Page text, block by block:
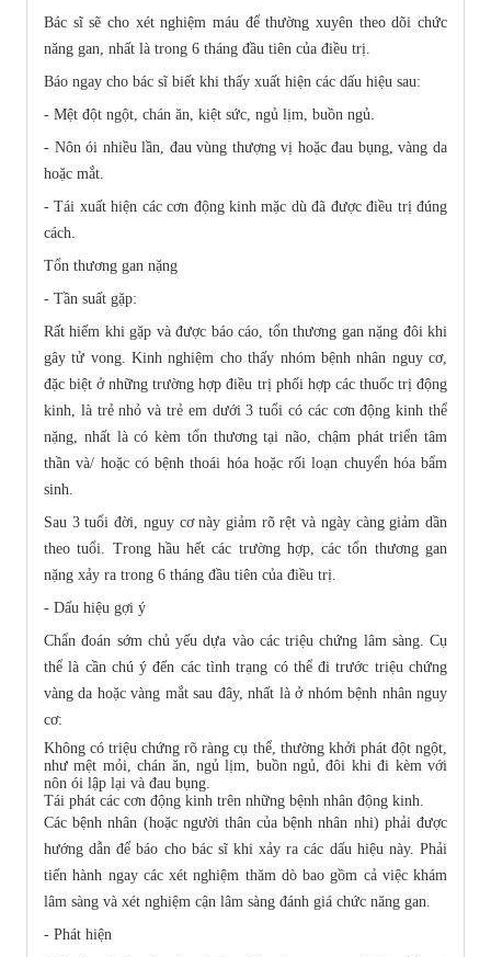
Bác sĩ sẽ cho xét nghiệm máu để thường xuyên theo dõi chức
năng gan, nhất là trong 6 tháng đầu tiên của điều trị.
Báo ngay cho bác sĩ biết khi thấy xuất hiện các dấu hiệu sau:
- Mệt đột ngột, chán ăn, kiệt sức, ngủ lịm, buồn ngủ.
- Nôn ói nhiều lần, đau vùng thượng vị hoặc đau bụng, vàng da
hoặc mắt.
- Tái xuất hiện các cơn động kinh mặc dù đã được điều trị đúng
cách.
Tổn thương gan nặng
- Tần suất gặp:
Rất hiếm khi gặp và được báo cáo, tổn thương gan nặng đôi khi
gây tử vong. Kinh nghiệm cho thấy nhóm bệnh nhân nguy cơ,
đặc biệt ở những trường hợp điều trị phối hợp các thuốc trị động
kinh, là trẻ nhỏ và trẻ em dưới 3 tuổi có các cơn động kinh thể
nặng, nhất là có kèm tổn thương tại não, chậm phát triển tâm
thần và/ hoặc có bệnh thoái hóa hoặc rối loạn chuyển hóa bẩm
sinh.
Sau 3 tuổi đời, nguy cơ này giảm rõ rệt và ngày càng giảm dần
theo tuổi. Trong hầu hết các trường hợp, các tổn thương gan
nặng xảy ra trong 6 tháng đầu tiên của điều trị.
- Dấu hiệu gợi ý
Chẩn đoán sớm chủ yếu dựa vào các triệu chứng lâm sàng. Cụ
thể là cần chú ý đến các tình trạng có thể đi trước triệu chứng
vàng da hoặc vàng mắt sau đây, nhất là ở nhóm bệnh nhân nguy
cơ:
Không có triệu chứng rõ ràng cụ thể, thường khởi phát đột ngột,
như mệt mỏi, chán ăn, ngủ lịm, buồn ngủ, đôi khi đi kèm với
nôn ói lập lại và đau bụng.
Tái phát các cơn động kinh trên những bệnh nhân động kinh.
Các bệnh nhân (hoặc người thân của bệnh nhân nhi) phải được
hướng dẫn để báo cho bác sĩ khi xảy ra các dấu hiệu này. Phải
tiến hành ngay các xét nghiệm thăm dò bao gồm cả việc khám
lâm sàng và xét nghiệm cận lâm sàng đánh giá chức năng gan.
- Phát hiện